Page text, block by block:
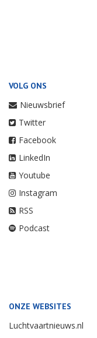
VOLG ONS
Nieuwsbrief
Twitter
Facebook
LinkedIn
Youtube
Instagram
RSS
Podcast
ONZE WEBSITES
Luchtvaartnieuws.nl